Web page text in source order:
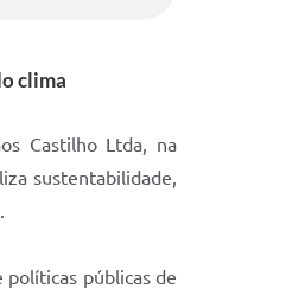
clima
Castilho Ltda, na
sustentabilidade,
públicas de